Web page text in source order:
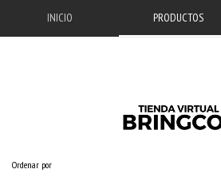
INICIO PRODUCTOS
Inicio / ACCESORIOS APPLE
Ordenar por